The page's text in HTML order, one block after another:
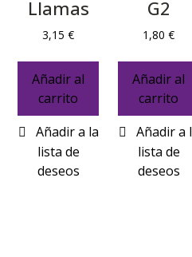
Llamas
3,15 €
Añadir al
carrito
G2
1,80 €
Añadir al
carrito